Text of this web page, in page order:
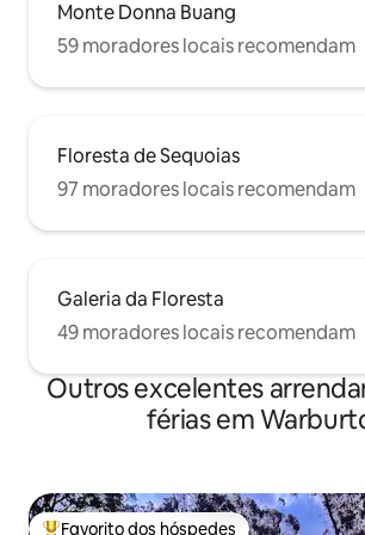
Monte Donna Buang
59 moradores locais recomendam
Floresta de Sequoias
97 moradores locais recomendam
Galeria da Floresta
49 moradores locais recomendam
Outros excelentes
férias em
Favorito dos hóspedes